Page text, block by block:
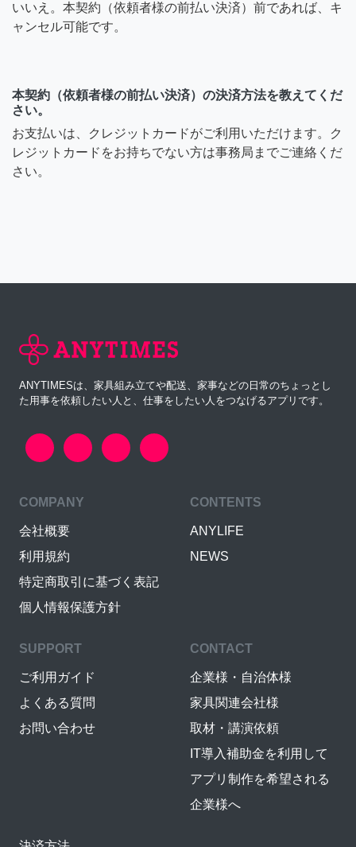
いいえ。本契約（依頼者様の前払い決済）前であれば、キ
ャンセル可能です。
本契約（依頼者様の前払い決済）の決済方法を教えてくだ
さい。
お支払いは、クレジットカードがご利用いただけます。ク
レジットカードをお持ちでない方は事務局までご連絡くだ
さい。
ANYTIMESは、家具組み立てや配送、家事などの日常のちょっとし
た用事を依頼したい人と、仕事をしたい人をつなげるアプリです。
COMPANY
会社概要
利用規約
特定商取引に基づく表記
個人情報保護方針
CONTENTS
ANYLIFE
NEWS
SUPPORT
ご利用ガイド
よくある質問
お問い合わせ
CONTACT
企業様・自治体様
家具関連会社様
取材・講演依頼
IT導入補助金を利用して
アプリ制作を希望される
企業様へ